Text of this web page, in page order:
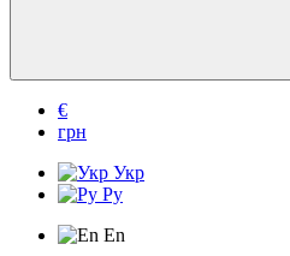
€
грн
Укр
Ру
En